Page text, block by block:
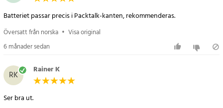
Batteriet passar precis i Packtalk-kanten, rekommenderas.
Översatt från norska • Visa original
6 månader sedan
RK Rainer K
Ser bra ut.